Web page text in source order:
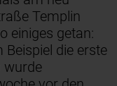
Templin
einiges getan:
die erste
wurde